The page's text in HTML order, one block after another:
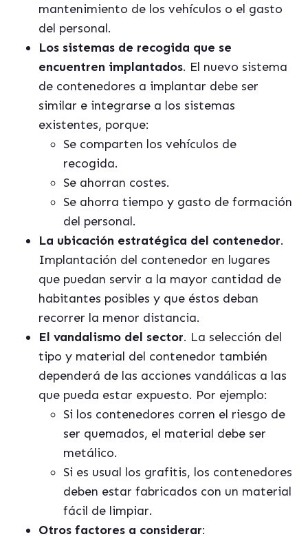
mantenimiento de los vehículos o el gasto
del personal.
Los sistemas de recogida que se
encuentren implantados. El nuevo sistema
de contenedores a implantar debe ser
similar e integrarse a los sistemas
existentes, porque:
Se comparten los vehículos de
recogida.
Se ahorran costes.
Se ahorra tiempo y gasto de formación
del personal.
La ubicación estratégica del contenedor.
Implantación del contenedor en lugares
que puedan servir a la mayor cantidad de
habitantes posibles y que éstos deban
recorrer la menor distancia.
El vandalismo del sector. La selección del
tipo y material del contenedor también
dependerá de las acciones vandálicas a las
que pueda estar expuesto. Por ejemplo:
Si los contenedores corren el riesgo de
ser quemados, el material debe ser
metálico.
Si es usual los grafitis, los contenedores
deben estar fabricados con un material
fácil de limpiar.
Otros factores a considerar: